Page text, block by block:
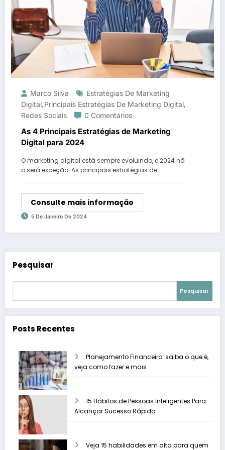
Marco Silva
Estratégias De Marketing
Digital, Principais Estratégias De Marketing Digital,
Redes Sociais
0 Comentários
As 4 Principais Estratégias de Marketing
Digital para 2024
O marketing digital está sempre evoluindo, e 2024 nã
o será exceção. As principais estratégias de…
Consulte mais informação
5 De Janeiro De 2024
Pesquisar
Pesquisar
Posts Recentes
Planejamento Financeiro: saiba o que é,
veja como fazer e mais
15 Hábitos de Pessoas Inteligentes Para
Alcançar Sucesso Rápido
Veja 15 habilidades em alta para quem